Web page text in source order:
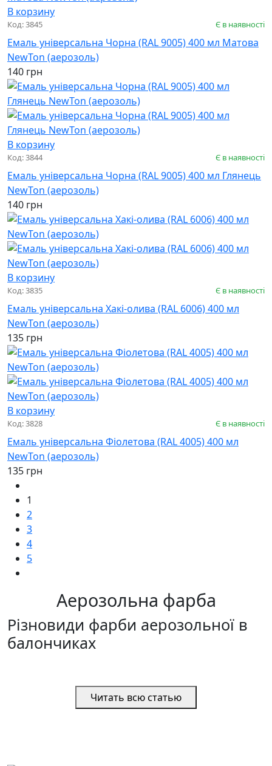
В корзину
Код: 3845 Є в наявності
Емаль універсальна Чорна (RAL 9005) 400 мл Матова
NewTon (аерозоль)
140 грн
В корзину
Код: 3844 Є в наявності
Емаль універсальна Чорна (RAL 9005) 400 мл Глянець
NewTon (аерозоль)
140 грн
В корзину
Код: 3835 Є в наявності
Емаль універсальна Хакі-олива (RAL 6006) 400 мл
NewTon (аерозоль)
135 грн
В корзину
Код: 3828 Є в наявності
Емаль універсальна Фіолетова (RAL 4005) 400 мл
NewTon (аерозоль)
135 грн
1
2
3
4
5
Аерозольна фарба
Різновиди фарби аерозольної в
балончиках
Читать всю статью